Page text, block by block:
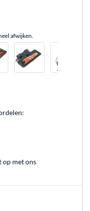
afwijken.
op met ons